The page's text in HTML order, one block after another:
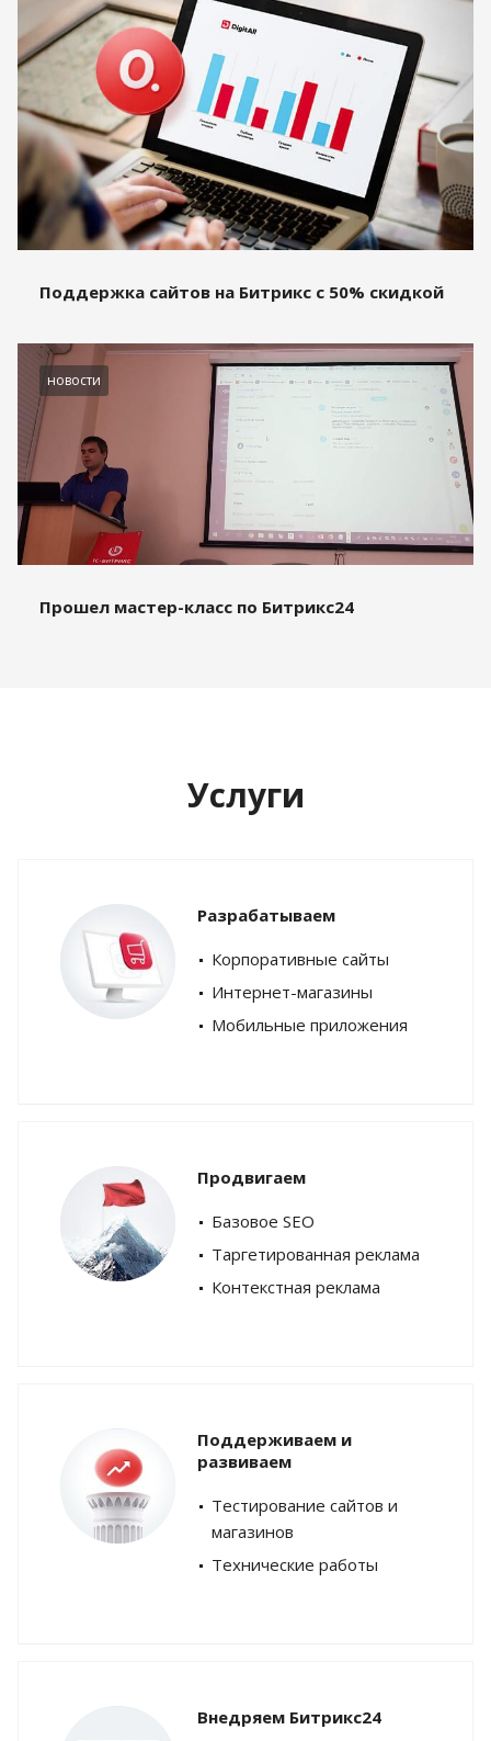
Поддержка сайтов на Битрикс с 50% скидкой
новости
Прошел мастер-класс по Битрикс24
Услуги
Разрабатываем
Корпоративные сайты
Интернет-магазины
Мобильные приложения
Продвигаем
Базовое SEO
Таргетированная реклама
Контекстная реклама
Поддерживаем и
развиваем
Тестирование сайтов и
магазинов
Технические работы
Внедряем Битрикс24